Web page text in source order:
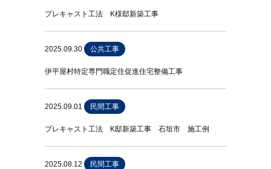
プレキャスト工法 K様邸新築工事
2025.09.30 公共工事
伊平屋村特定専門職定住促進住宅整備工事
2025.09.01 民間工事
プレキャスト工法 K邸新築工事 石垣市 施工例
2025.08.12 民間工事